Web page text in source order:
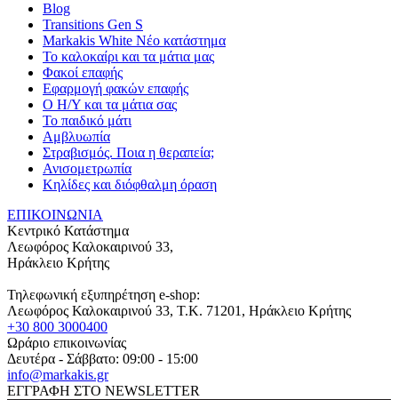
Blog
Transitions Gen S
Markakis White Νέο κατάστημα
Το καλοκαίρι και τα μάτια μας
Φακοί επαφής
Εφαρμογή φακών επαφής
Ο Η/Υ και τα μάτια σας
Το παιδικό μάτι
Αμβλυωπία
Στραβισμός. Ποια η θεραπεία;
Ανισομετρωπία
Κηλίδες και διόφθαλμη όραση
ΕΠΙΚΟΙΝΩΝΙΑ
Κεντρικό Κατάστημα
Λεωφόρος Καλοκαιρινού 33,
Ηράκλειο Κρήτης
Τηλεφωνική εξυπηρέτηση e-shop:
Λεωφόρος Καλοκαιρινού 33, T.K. 71201, Ηράκλειο Κρήτης
+30 800 3000400
Ωράριο επικοινωνίας
Δευτέρα - Σάββατο: 09:00 - 15:00
info@markakis.gr
ΕΓΓΡΑΦΗ ΣΤΟ NEWSLETTER